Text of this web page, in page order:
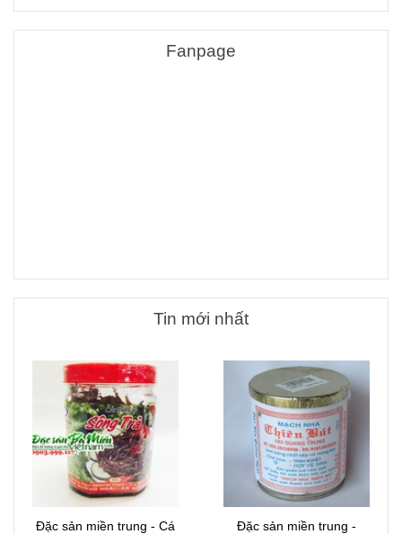
Fanpage
Tin mới nhất
Đặc sản miền trung - Cá
Đặc sản miền trung -